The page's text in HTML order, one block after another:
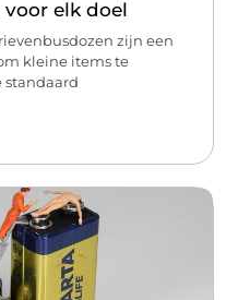
elk doel
zijn een
kleine items te
standaard